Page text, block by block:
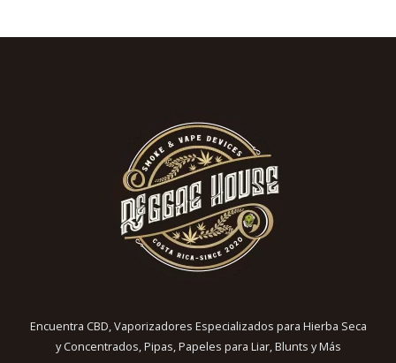
Encuentra CBD, Vaporizadores Especializados para Hierba Seca
y Concentrados, Pipas, Papeles para Liar, Blunts y Más